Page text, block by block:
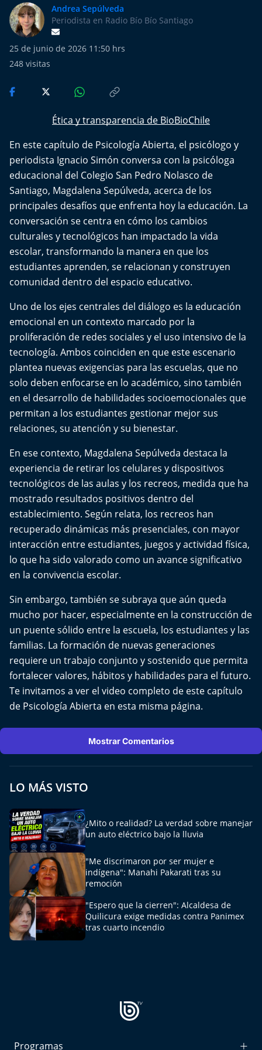
Más de Ti Podcast
Realizadores
Retropop
De Plato en Plato
Los Inestables
Más de 100 Días
Tu Mereces Ser Feliz
Efemérides
Cultura y Espectáculos
Del Fin del Mundo
Conexión Digital
La Ruta del Pulsar
Psicología Abierta
Impacto Tecnológico
Expreso PM
Conecta Vida
El Mejor País de Chile
Te invito a tomar once
Especiales
Chiche cuadra y su parrilla
Motorfem
Agenda Propia
Chile, Historia de 30 años
Carrera a La Moneda
Aquí Estamos
Sello de raza
Trasnoche
Reto Inmobiliario
Punto de Encuentro
Yo invito
Andrea Sepúlveda
Periodista en Radio Bío Bío Santiago
25 de junio de 2026 11:50 hrs
248 visitas
Ética y transparencia de BioBioChile
En este capítulo de Psicología Abierta, el psicólogo y
periodista Ignacio Simón conversa con la psicóloga
educacional del Colegio San Pedro Nolasco de
Santiago, Magdalena Sepúlveda, acerca de los
principales desafíos que enfrenta hoy la educación. La
conversación se centra en cómo los cambios
culturales y tecnológicos han impactado la vida
escolar, transformando la manera en que los
estudiantes aprenden, se relacionan y construyen
comunidad dentro del espacio educativo.
Uno de los ejes centrales del diálogo es la educación
emocional en un contexto marcado por la
proliferación de redes sociales y el uso intensivo de la
tecnología. Ambos coinciden en que este escenario
plantea nuevas exigencias para las escuelas, que no
solo deben enfocarse en lo académico, sino también
en el desarrollo de habilidades socioemocionales que
permitan a los estudiantes gestionar mejor sus
relaciones, su atención y su bienestar.
En ese contexto, Magdalena Sepúlveda destaca la
experiencia de retirar los celulares y dispositivos
tecnológicos de las aulas y los recreos, medida que ha
mostrado resultados positivos dentro del
establecimiento. Según relata, los recreos han
recuperado dinámicas más presenciales, con mayor
interacción entre estudiantes, juegos y actividad física,
lo que ha sido valorado como un avance significativo
en la convivencia escolar.
Sin embargo, también se subraya que aún queda
mucho por hacer, especialmente en la construcción de
un puente sólido entre la escuela, los estudiantes y las
familias. La formación de nuevas generaciones
requiere un trabajo conjunto y sostenido que permita
fortalecer valores, hábitos y habilidades para el futuro.
Te invitamos a ver el video completo de este capítulo
de Psicología Abierta en esta misma página.
Mostrar Comentarios
LO MÁS VISTO
¿Mito o realidad? La verdad sobre manejar
un auto eléctrico bajo la lluvia
"Me discrimaron por ser mujer e
indígena": Manahi Pakarati tras su
remoción
"Espero que la cierren": Alcaldesa de
Quilicura exige medidas contra Panimex
tras cuarto incendio
Programas